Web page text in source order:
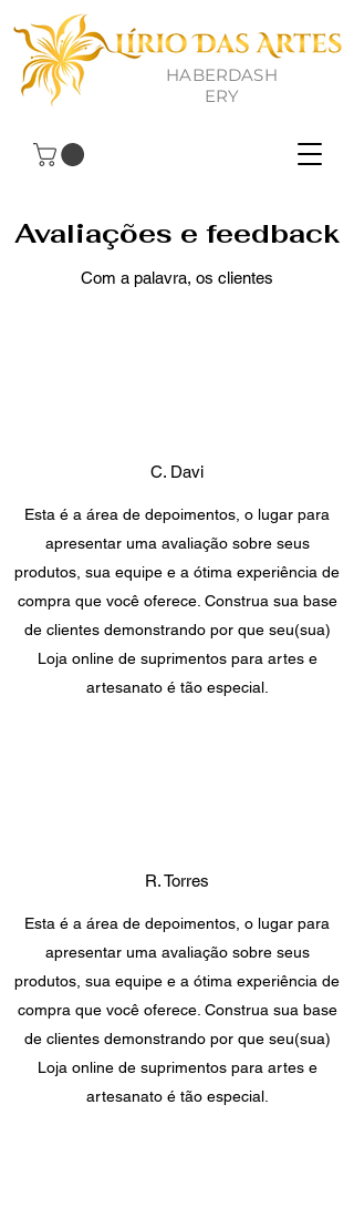
HABERDASH
ERY
Avaliações e feedback
Com a palavra, os clientes
C. Davi
Esta é a área de depoimentos, o lugar para
apresentar uma avaliação sobre seus
produtos, sua equipe e a ótima experiência de
compra que você oferece. Construa sua base
de clientes demonstrando por que seu(sua)
Loja online de suprimentos para artes e
artesanato é tão especial.
R. Torres
Esta é a área de depoimentos, o lugar para
apresentar uma avaliação sobre seus
produtos, sua equipe e a ótima experiência de
compra que você oferece. Construa sua base
de clientes demonstrando por que seu(sua)
Loja online de suprimentos para artes e
artesanato é tão especial.